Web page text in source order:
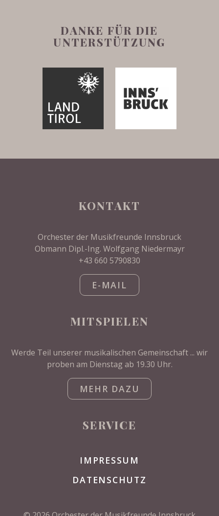
DANKE FÜR DIE
UNTERSTÜTZUNG
KONTAKT
Orchester der Musikfreunde Innsbruck
Obmann Dipl.-Ing. Wolfgang Niedermayr
+43 660 5790830
E-MAIL
MITSPIELEN
Werde Teil unserer musikalischen Gemeinschaft ... wir
proben am Dienstag ab 19.30 Uhr.
MEHR DAZU
SERVICE
IMPRESSUM
DATENSCHUTZ